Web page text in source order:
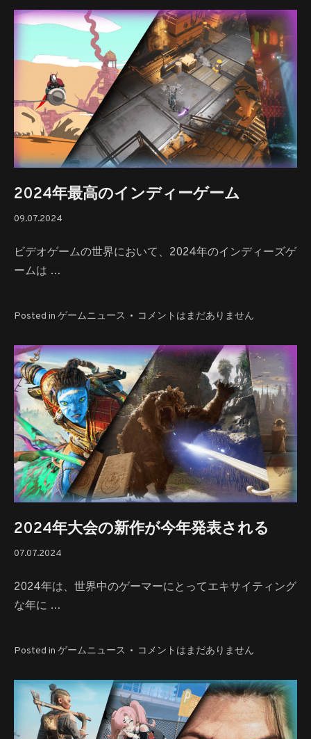
の
サ
イ
バ
ゲ
ー
ム
–
ゲ
ー
の
2024年最高のインディーゲーム
09.07.2024
ビデオゲームの世界において、2024年のインディーズゲ
ームは …
Posted in ゲームニュース • 2024
最
高
の
イ
ン
デ
ー
ゲ
ー
へ
コメントはまだありません
2024年大会の新作が今年発表される
07.07.2024
2024年は、世界中のゲーマーにとってエキサイティング
な年に …
Posted in ゲームニュース • 2024
大
会
の
新
コメントはまだありません